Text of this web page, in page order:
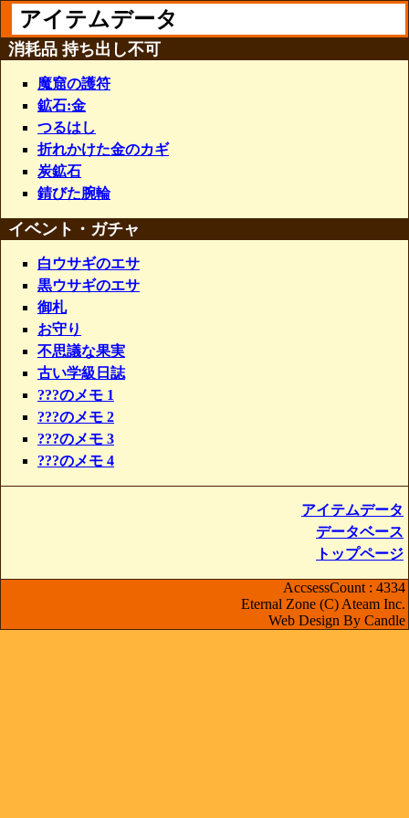
アイテムデータ
消耗品 持ち出し不可
魔窟の護符
鉱石:金
つるはし
折れかけた金のカギ
炭鉱石
錆びた腕輪
イベント・ガチャ
白ウサギのエサ
黒ウサギのエサ
御札
お守り
不思議な果実
古い学級日誌
???のメモ 1
???のメモ 2
???のメモ 3
???のメモ 4
アイテムデータ
データベース
トップページ
AccsessCount : 4334
Eternal Zone (C) Ateam Inc.
Web Design By Candle